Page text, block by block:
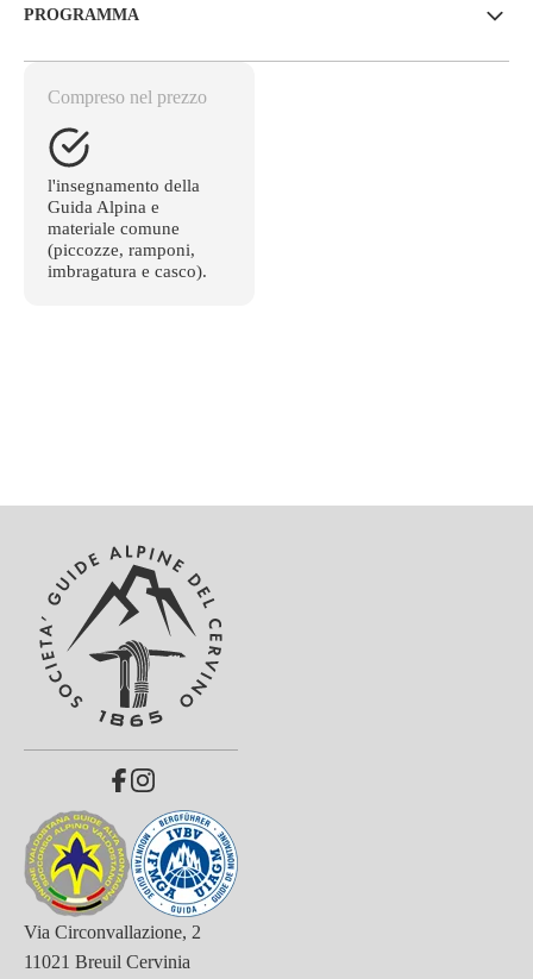
PROGRAMMA
Compreso nel prezzo
l'insegnamento della
Guida Alpina e
materiale comune
(piccozze, ramponi,
imbragatura e casco).
Via Circonvallazione, 2
11021 Breuil Cervinia